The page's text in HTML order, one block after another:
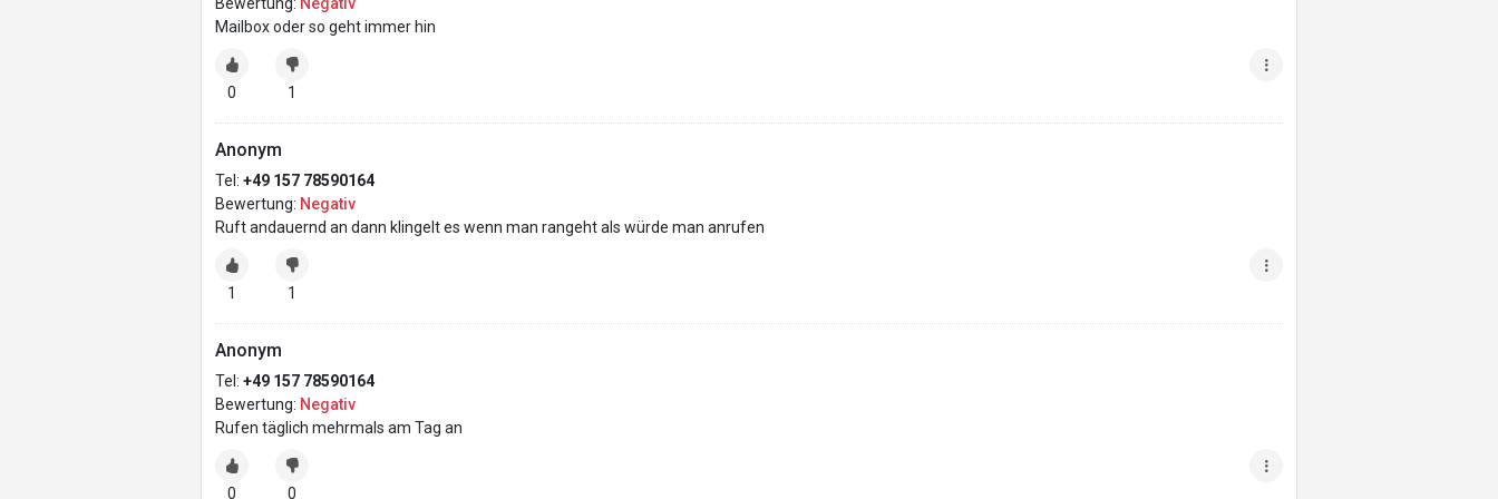
Bewertung: Negativ
Mailbox oder so geht immer hin
0 1
Anonym
Tel: +49 157 78590164
Bewertung: Negativ
Ruft andauernd an dann klingelt es wenn man rangeht als würde man anrufen
1 1
Anonym
Tel: +49 157 78590164
Bewertung: Negativ
Rufen täglich mehrmals am Tag an
0 0